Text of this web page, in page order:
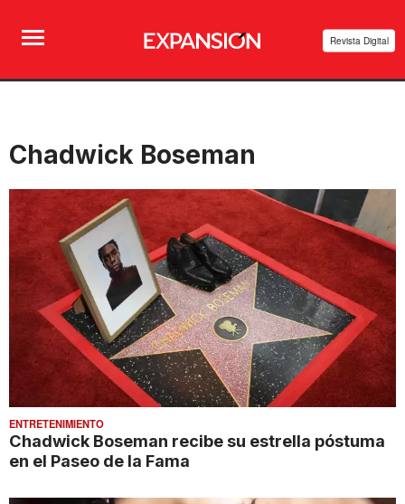
Revista Digital
Chadwick Boseman
ENTRETENIMIENTO
Chadwick Boseman recibe su estrella póstuma
en el Paseo de la Fama